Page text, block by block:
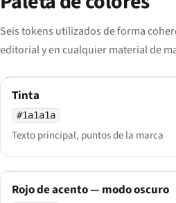
Seis tokens utilizados de forma
editorial y en cualquier material de
Tinta
#1a1a1a
Texto principal, puntos de la marca
Rojo de acento — modo oscuro